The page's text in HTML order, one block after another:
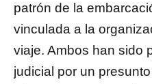
patrón de la
vinculada a la
viaje. Ambos han sido
judicial por un